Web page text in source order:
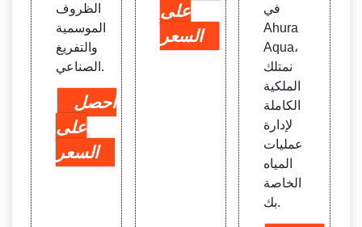
الظروف
الموسمية
والتفريغ
الصناعي.
احصل
على
السعر
على
السعر
في
Ahura
Aqua،
نمتلك
الملكية
الكاملة
لإدارة
عمليات
المياه
الخاصة
بك.